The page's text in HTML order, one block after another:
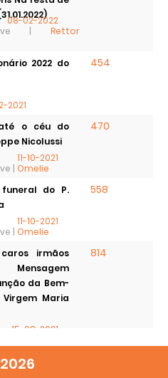
08-02-2022
| Rettor
2022 do
2021
454
o céu do
Nicolussi
| 11-10-2021
| Omelie
470
do P.
| 11-10-2021
| Omelie
558
irmãos
Mensagem
da Bem-
Maria
15-08-2021
814
2026